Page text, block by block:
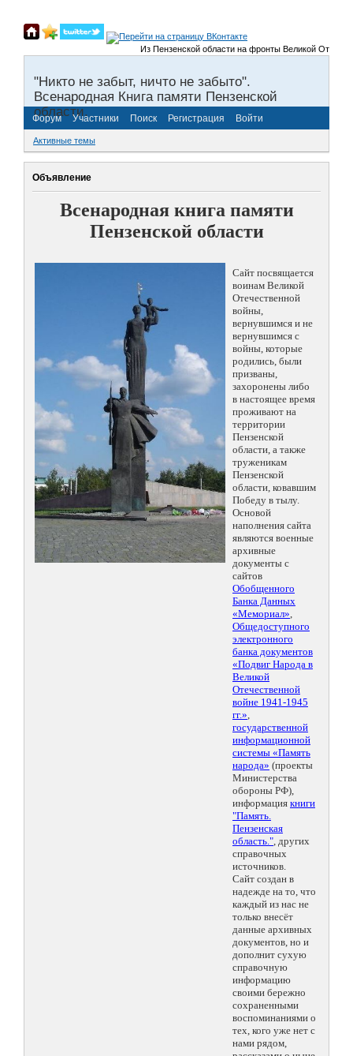
Из Пензенской области на фронты Великой
"Никто не забыт, ничто не забыто".
Всенародная Книга памяти Пензенской
области.
Форум Участники Поиск Регистрация Войти
Активные темы
Объявление
Всенародная книга памяти
Пензенской области
Сайт посвящается
воинам Великой
Отечественной
войны,
вернувшимся и не
вернувшимся с
войны, которые
родились, были
призваны,
захоронены либо
в настоящее время
проживают на
территории
Пензенской
области, а также
труженикам
Пензенской
области, ковавшим
Победу в тылу.
Основой
наполнения сайта
являются военные
архивные
документы с
сайтов
Обобщенного
Банка Данных
«Мемориал»,
Общедоступного
электронного
банка документов
«Подвиг Народа в
Великой
Отечественной
войне 1941-1945
гг.»,
государственной
информационной
системы «Память
народа» (проекты
Министерства
обороны РФ),
информация книги
"Память.
Пензенская
область.", других
справочных
источников.
Сайт создан в
надежде на то, что
каждый из нас не
только внесёт
данные архивных
документов, но и
дополнит сухую
справочную
информацию
своими бережно
сохраненными
воспоминаниями о
тех, кого уже нет с
нами рядом,